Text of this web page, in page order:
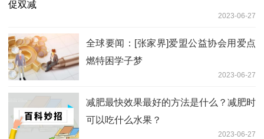
2023-06-27
全球要闻：[张家界]爱盟公益协会用爱点
燃特困学子梦
2023-06-27
减肥最快效果最好的方法是什么？减肥时
可以吃什么水果？
2023-06-27